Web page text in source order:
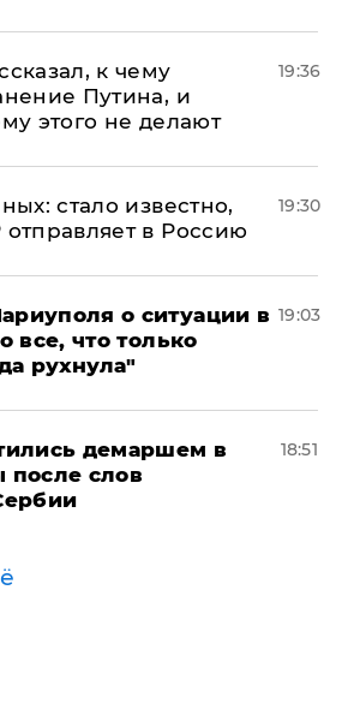
к чему
Путина, и
этого не делают
19:36
стало известно,
в Россию
19:30
о ситуации в
все, что только
рухнула"
19:03
демаршем в
после слов
18:51